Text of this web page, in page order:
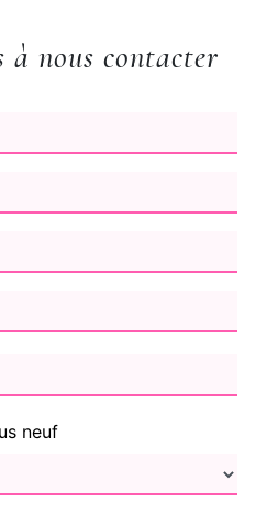
à nous contacter
neuf